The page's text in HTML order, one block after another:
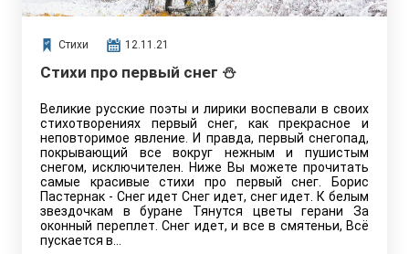
Стихи 12.11.21
Стихи про первый снег ⛄
Великие русские поэты и лирики воспевали в своих
стихотворениях первый снег, как прекрасное и
неповторимое явление. И правда, первый снегопад,
покрывающий все вокруг нежным и пушистым
снегом, исключителен. Ниже Вы можете прочитать
самые красивые стихи про первый снег. Борис
Пастернак - Снег идет Снег идет, снег идет. К белым
звездочкам в буране Тянутся цветы герани За
оконный переплет. Снег идет, и все в смятеньи, Всё
пускается в…